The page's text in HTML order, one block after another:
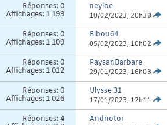
Réponses:0
Affichages: 1 199
neyloe
10/02/2023, 20h38
Réponses:0
Affichages: 1 109
Bibou64
05/02/2023, 10h02
Réponses:0
Affichages: 1 012
PaysanBarbare
29/01/2023, 16h03
Réponses:0
Affichages: 1 026
Ulysse 31
17/01/2023, 12h11
Réponses:4
Andnotor